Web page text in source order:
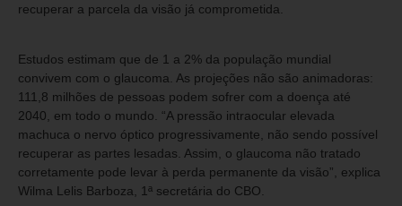
recuperar a parcela da visão já comprometida.
Estudos estimam que de 1 a 2% da população mundial
convivem com o glaucoma. As projeções não são animadoras:
111,8 milhões de pessoas podem sofrer com a doença até
2040, em todo o mundo. “A pressão intraocular elevada
machuca o nervo óptico progressivamente, não sendo possível
recuperar as partes lesadas. Assim, o glaucoma não tratado
corretamente pode levar à perda permanente da visão”, explica
Wilma Lelis Barboza, 1ª secretária do CBO.